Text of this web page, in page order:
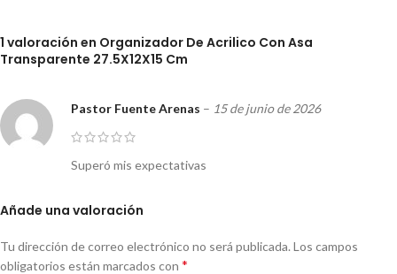
1 valoración en Organizador De Acrilico Con Asa
Transparente 27.5X12X15 Cm
Pastor Fuente Arenas – 15 de junio de 2026
Superó mis expectativas
Añade una valoración
Tu dirección de correo electrónico no será publicada. Los campos
obligatorios están marcados con *